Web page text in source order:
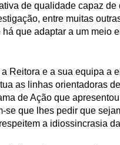
de qualidade capaz
entre muitas
que adaptar a um meio
Reitora e a sua equipa a
as linhas orientadoras
de Ação que
se que lhes pedir que
a idiossincrasia